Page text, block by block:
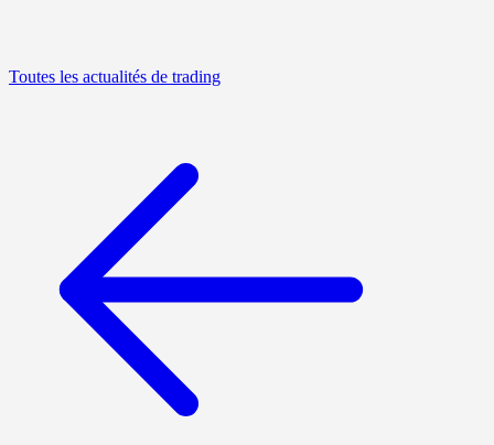
Toutes les actualités de trading